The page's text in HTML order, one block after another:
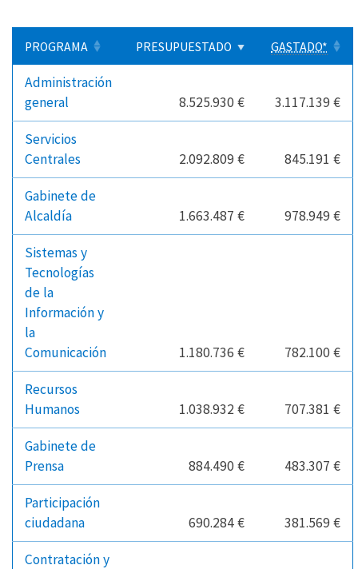
PROGRAMA PRESUPUESTADO GASTADO*
Administración
general
8.525.930 € 3.117.139 €
Servicios
Centrales
2.092.809 € 845.191 €
Gabinete de
Alcaldía
1.663.487 € 978.949 €
Sistemas y
Tecnologías
de la
Información y
la
Comunicación
1.180.736 € 782.100 €
Recursos
Humanos
1.038.932 € 707.381 €
Gabinete de
Prensa
884.490 € 483.307 €
Participación
ciudadana
690.284 € 381.569 €
Contratación y